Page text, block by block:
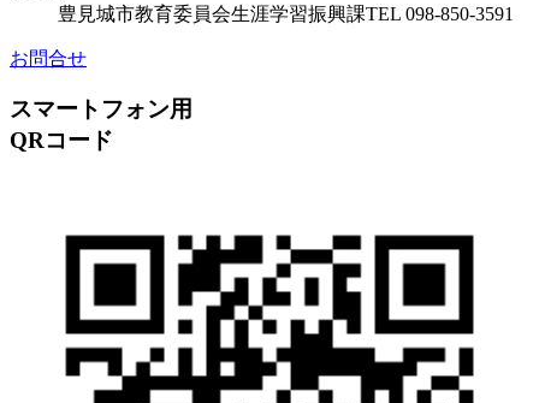
豊見城市教育委員会生涯学習振興課TEL 098-850-3591
お問合せ
スマートフォン用
QRコード